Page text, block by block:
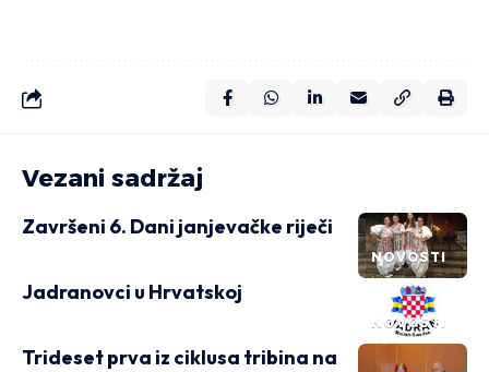
Vezani sadržaj
NOVOSTI
Završeni 6. Dani janjevačke riječi
NOVOSTI
Jadranovci u Hrvatskoj
Trideset prva iz ciklusa tribina na